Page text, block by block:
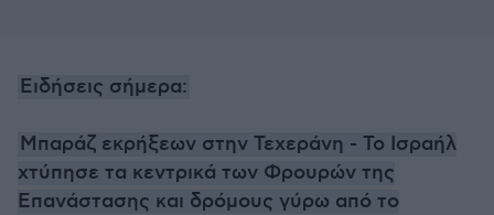
Ειδήσεις σήμερα:
Μπαράζ εκρήξεων στην Τεχεράνη - Το Ισραήλ
χτύπησε τα κεντρικά των Φρουρών της
Επανάστασης και δρόμους γύρω από το